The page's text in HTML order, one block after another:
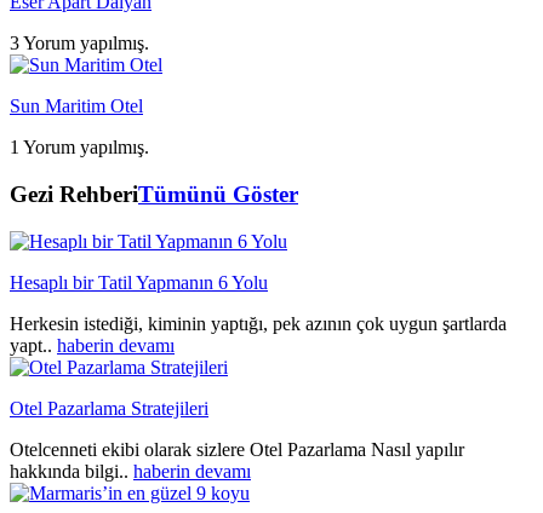
3 Yorum yapılmış.
Sun Maritim Otel
1 Yorum yapılmış.
Gezi RehberiTümünü Göster
Hesaplı bir Tatil Yapmanın 6 Yolu
Herkesin istediği, kiminin yaptığı, pek azının çok uygun şartlarda
yapt.. haberin devamı
Otel Pazarlama Stratejileri
Otelcenneti ekibi olarak sizlere Otel Pazarlama Nasıl yapılır
hakkında bilgi.. haberin devamı